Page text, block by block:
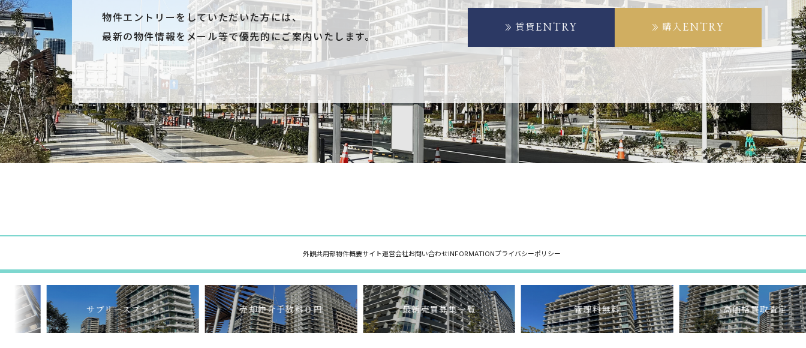
物件エントリーをしていただいた方には、
最新の物件情報をメール等で優先的にご案内いたします。
賃貸 ENTRY 購入 ENTRY
外観共用部物件概要サイト運営会社お問い合わせINFORMATIONプライバシーポリシー
サブリースプラン 売却仲介手数料０円 最新売買募集一覧 管理料無料 高価格買取査定